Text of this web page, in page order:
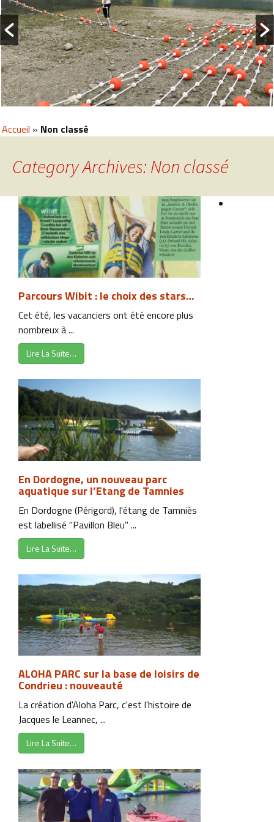
Accueil » Non classé
Category Archives: Non classé
Parcours Wibit : le choix des stars…
Cet été, les vacanciers ont été encore plus
nombreux à ...
Lire La Suite…
En Dordogne, un nouveau parc
aquatique sur l’Etang de Tamnies
En Dordogne (Périgord), l'étang de Tamniès
est labellisé "Pavillon Bleu" ...
Lire La Suite…
ALOHA PARC sur la base de loisirs de
Condrieu : nouveauté
La création d'Aloha Parc, c'est l'histoire de
Jacques le Leannec, ...
Lire La Suite…